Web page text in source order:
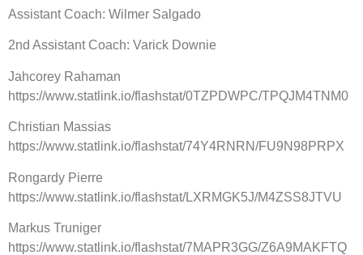
Assistant Coach: Wilmer Salgado
2nd Assistant Coach: Varick Downie
Jahcorey Rahaman
https://www.statlink.io/flashstat/0TZPDWPC/TPQJM4TNM0
Christian Massias
https://www.statlink.io/flashstat/74Y4RNRN/FU9N98PRPX
Rongardy Pierre
https://www.statlink.io/flashstat/LXRMGK5J/M4ZSS8JTVU
Markus Truniger
https://www.statlink.io/flashstat/7MAPR3GG/Z6A9MAKFTQ